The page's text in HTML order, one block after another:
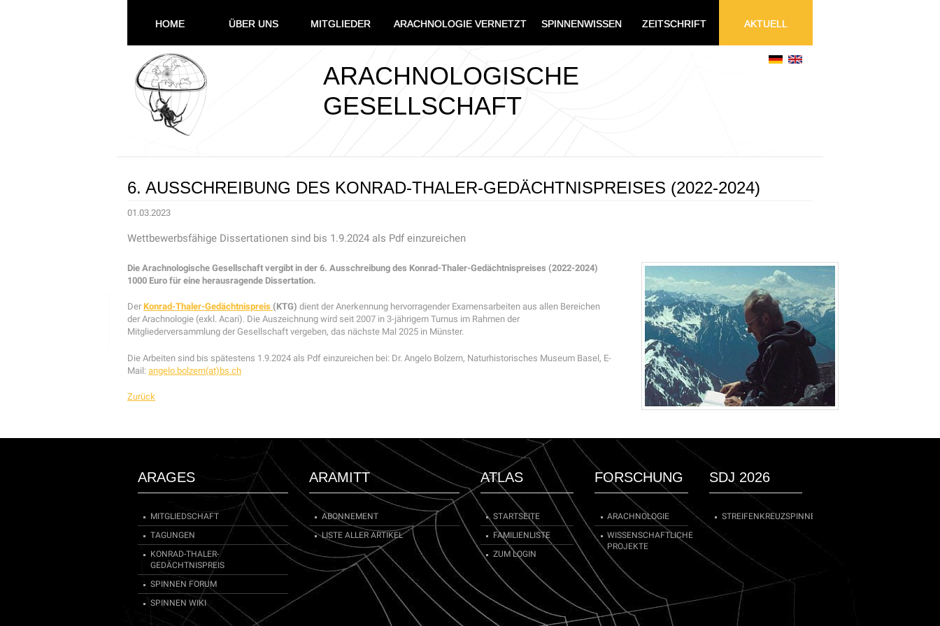
HOME ÜBER UNS MITGLIEDER ARACHNOLOGIE VERNETZT SPINNENWISSEN ZEITSCHRIFT AKTUELL
ARACHNOLOGISCHE
GESELLSCHAFT
6. AUSSCHREIBUNG DES KONRAD-THALER-GEDÄCHTNISPREISES (2022-2024)
01.03.2023
Wettbewerbsfähige Dissertationen sind bis 1.9.2024 als Pdf einzureichen
Die Arachnologische Gesellschaft vergibt in der 6. Ausschreibung des Konrad-Thaler-Gedächtnispreises (2022-2024)
1000 Euro für eine herausragende Dissertation.
Der Konrad-Thaler-Gedächtnispreis (KTG) dient der Anerkennung hervorragender Examensarbeiten aus allen Bereichen
der Arachnologie (exkl. Acari). Die Auszeichnung wird seit 2007 in 3-jährigem Turnus im Rahmen der
Mitgliederversammlung der Gesellschaft vergeben, das nächste Mal 2025 in Münster.
Die Arbeiten sind bis spätestens 1.9.2024 als Pdf einzureichen bei: Dr. Angelo Bolzern, Naturhistorisches Museum Basel, E-
Mail: angelo.bolzern(at)bs.ch
Zurück
ARAGES
MITGLIEDSCHAFT
TAGUNGEN
KONRAD-THALER-
GEDÄCHTNISPREIS
SPINNEN FORUM
SPINNEN WIKI
ARAMITT
ABONNEMENT
LISTE ALLER ARTIKEL
ATLAS
STARTSEITE
FAMILIENLISTE
ZUM LOGIN
FORSCHUNG
ARACHNOLOGIE
WISSENSCHAFTLICHE
PROJEKTE
SDJ 2026
STREIFENKREUZSPINNE